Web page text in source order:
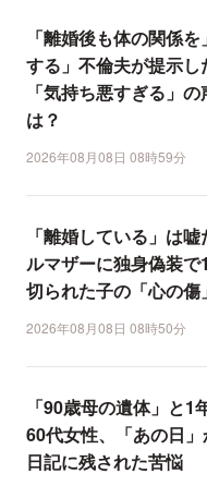
「離婚後も体の関係
する」不倫夫が提示
「気持ち悪すぎる」
は？
2026年08月08日 08時59分
「離婚している」は
ルマザーに独身偽装
切られた子の「心の傷
2026年08月08日 08時50分
「90歳母の遺体」と1
60代女性、「あの日
日記に残された苦悩